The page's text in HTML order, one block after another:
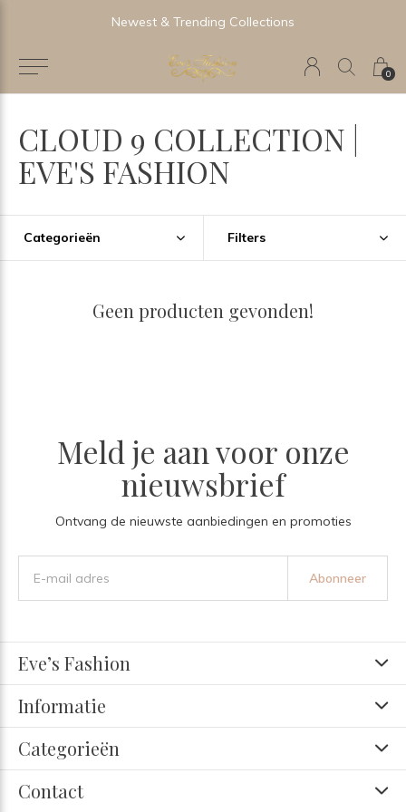
0
Newest & Trending Collections
CLOUD 9 COLLECTION |
EVE'S FASHION
Categorieën Filters
Geen producten gevonden!
Meld je aan voor onze
nieuwsbrief
Ontvang de nieuwste aanbiedingen en promoties
Abonneer
Eve’s Fashion
Informatie
Categorieën
Contact